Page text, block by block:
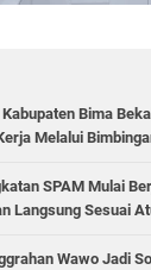
Bima
Melalui
SPAM Mulai
Langsung Sesuai
Wawo Jadi